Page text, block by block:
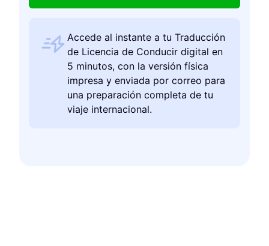
Accede al instante a tu Traducción
de Licencia de Conducir digital en
5 minutos, con la versión física
impresa y enviada por correo para
una preparación completa de tu
viaje internacional.